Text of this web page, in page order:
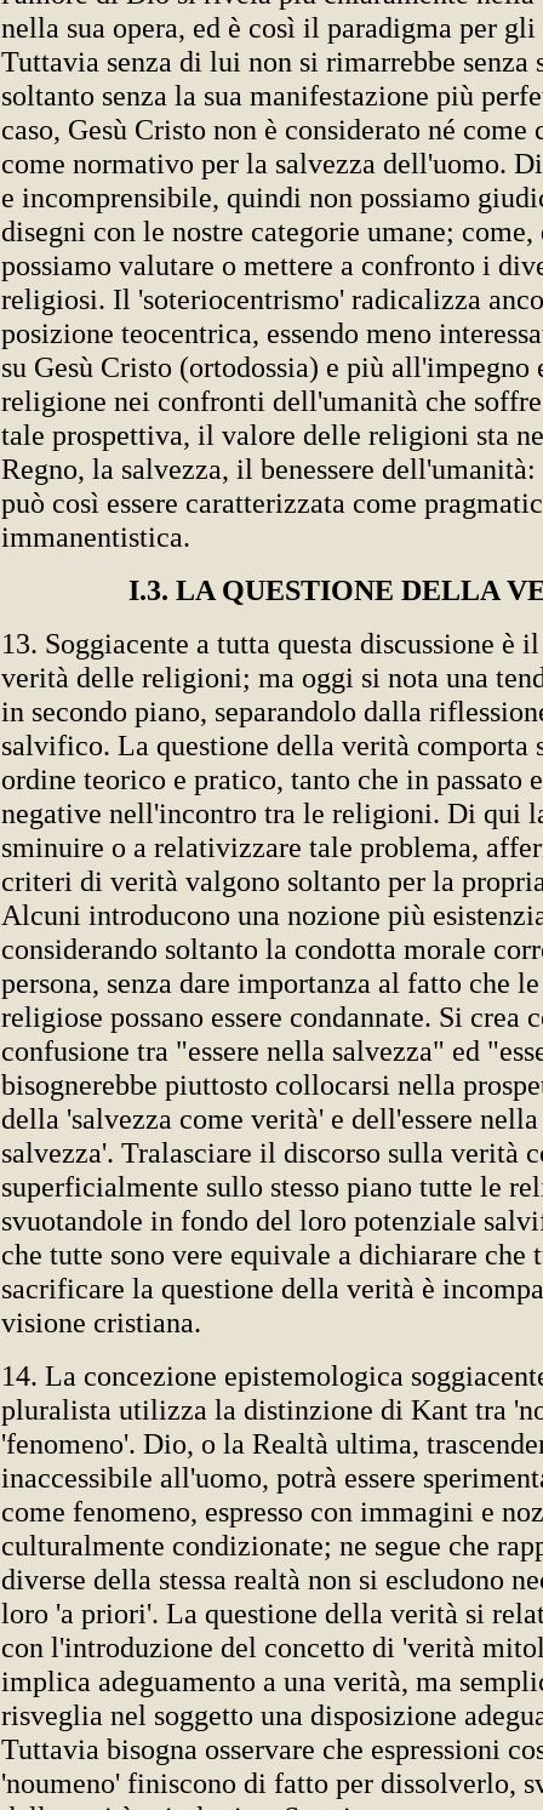
nella sua opera, ed è così il paradigma per
Tuttavia senza di lui non si rimarrebbe senza
soltanto senza la sua manifestazione più
caso, Gesù Cristo non è considerato né
come normativo per la salvezza dell'uomo.
e incomprensibile, quindi non possiamo
disegni con le nostre categorie umane; come,
possiamo valutare o mettere a confronto i
religiosi. Il 'soteriocentrismo' radicalizza
posizione teocentrica, essendo meno
su Gesù Cristo (ortodossia) e più
religione nei confronti dell'umanità che
tale prospettiva, il valore delle religioni sta
Regno, la salvezza, il benessere
può così essere caratterizzata come
immanentistica.
I.3. LA QUESTIONE DELLA
13. Soggiacente a tutta questa discussione è
verità delle religioni; ma oggi si nota una
in secondo piano, separandolo dalla
salvifico. La questione della verità comporta
ordine teorico e pratico, tanto che in passato
negative nell'incontro tra le religioni. Di qui
sminuire o a relativizzare tale problema,
criteri di verità valgono soltanto per la
Alcuni introducono una nozione più
considerando soltanto la condotta morale
persona, senza dare importanza al fatto che
religiose possano essere condannate. Si crea
confusione tra "essere nella salvezza" ed
bisognerebbe piuttosto collocarsi nella
della 'salvezza come verità' e dell'essere
salvezza'. Tralasciare il discorso sulla verità
superficialmente sullo stesso piano tutte le
svuotandole in fondo del loro potenziale
che tutte sono vere equivale a dichiarare che
sacrificare la questione della verità è
visione cristiana.
14. La concezione epistemologica
pluralista utilizza la distinzione di Kant tra
'fenomeno'. Dio, o la Realtà ultima,
inaccessibile all'uomo, potrà essere
come fenomeno, espresso con immagini e
culturalmente condizionate; ne segue che
diverse della stessa realtà non si escludono
loro 'a priori'. La questione della verità si
con l'introduzione del concetto di 'verità
implica adeguamento a una verità, ma
risveglia nel soggetto una disposizione
Tuttavia bisogna osservare che espressioni
'noumeno' finiscono di fatto per dissolverlo,